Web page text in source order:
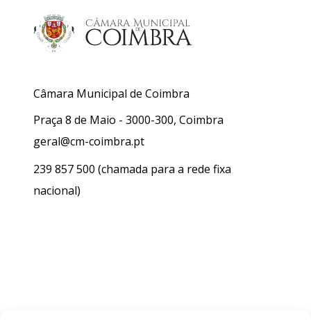
Câmara Municipal de Coimbra
Praça 8 de Maio - 3000-300, Coimbra
geral@cm-coimbra.pt
239 857 500 (chamada para a rede fixa
nacional)